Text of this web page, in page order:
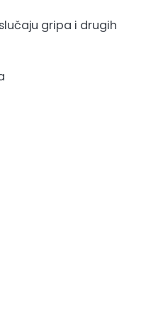
gripa i drugih